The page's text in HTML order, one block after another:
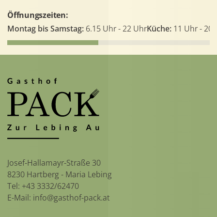
Öffnungszeiten:
Montag bis Samstag: 6.15 Uhr - 22 UhrKüche: 11 Uhr -
Josef-Hallamayr-Straße 30
8230 Hartberg - Maria Lebing
Tel: +43 3332/62470
E-Mail: info@gasthof-pack.at